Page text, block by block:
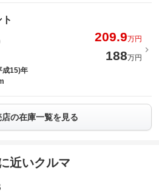
209.9万円
188万円
成15)年
の在庫一覧を見る
近いクルマ